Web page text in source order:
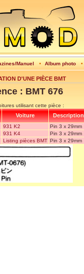
Manuel • Album photo •
D'UNE PIÈCE BMT
: BMT 676
utilisant cette pièce :
Voiture
931 K2
Pin 3 x 29mm
931 K4
Pin 3 x 29mm
Listing pièces BMT Pin 3 x 29mm